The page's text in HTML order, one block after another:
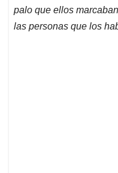
palo que ellos
las personas que los